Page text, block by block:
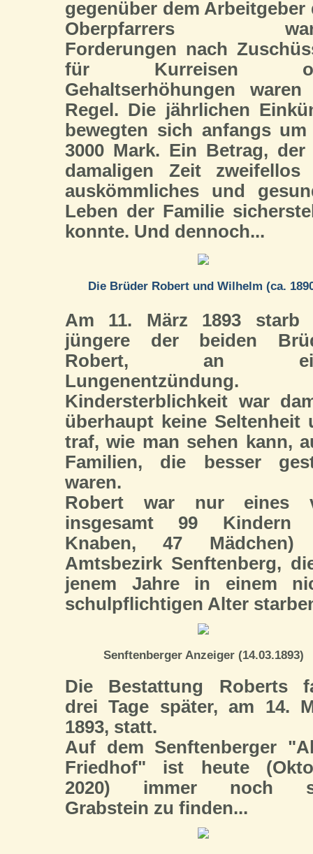
gegenüber dem Arbeitgeber
Oberpfarrers
Forderungen nach
für Kurreisen
Gehaltserhöhungen waren
Regel. Die jährlichen
bewegten sich anfangs
3000 Mark. Ein Betrag, der
damaligen Zeit zweifellos
auskömmliches und
Leben der Familie
konnte. Und dennoch...
Die Brüder Robert und Wilhelm (ca.
Am 11. März 1893 starb
jüngere der beiden
Robert, an
Lungenentzündung.
Kindersterblichkeit war
überhaupt keine Seltenheit
traf, wie man sehen kann,
Familien, die besser
waren.
Robert war nur eines
insgesamt 99 Kindern
Knaben, 47 Mädchen)
Amtsbezirk Senftenberg,
jenem Jahre in einem
schulpflichtigen Alter
Senftenberger Anzeiger (14.03.1893)
Die Bestattung Roberts
drei Tage später, am 14.
1893, statt.
Auf dem Senftenberger
Friedhof" ist heute
2020) immer noch
Grabstein zu finden...